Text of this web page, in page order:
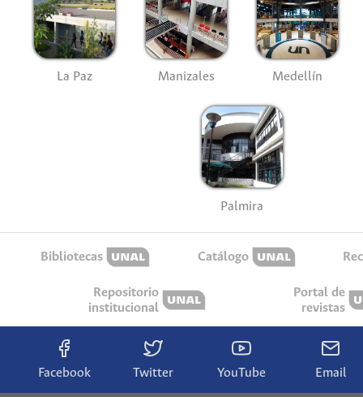
La Paz Manizales Medellín
Palmira
Bibliotecas Catálogo
Repositorio
institucional
Portal de
revistas
Facebook Twitter YouTube Email